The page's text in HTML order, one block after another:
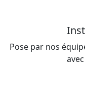
Pose par nos